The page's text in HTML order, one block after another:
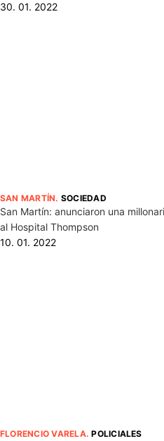
30. 01. 2022
SAN MARTÍN. SOCIEDAD
San Martín: anunciaron una
al Hospital Thompson
10. 01. 2022
FLORENCIO VARELA.POLICIALES